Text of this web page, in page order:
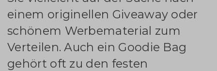
einem originellen Giveaway oder
schönem Werbematerial zum
Verteilen. Auch ein Goodie Bag
gehört oft zu den festen